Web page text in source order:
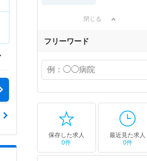
閉じる
フリーワード
保存した求人
0件
最近見た求人
0件